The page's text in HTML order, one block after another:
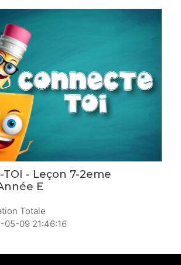
TOI - Leçon 7-2eme
E
Totale
05-09 21:46:16